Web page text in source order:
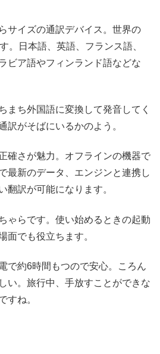
サイズの通訳デバイス。世界の
。日本語、英語、フランス語、
ビア語やフィンランド語などな
まち外国語に変換して発音してく
訳がそばにいるかのよう。
確さが魅力。オフラインの機器で
最新のデータ、エンジンと連携し
翻訳が可能になります。
ゃらです。使い始めるときの起動
面でも役立ちます。
で約6時間もつので安心。ころん
い。旅行中、手放すことができな
すね。